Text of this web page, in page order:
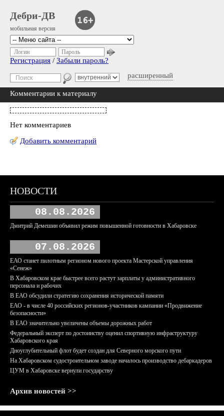
Дебри-ДВ
мобильная версия
расширенный
Логин Пароль
Регистрация / Забыли пароль?
Комментарии к материалу
Нет комментариев
Добавить комментарий
НОВОСТИ
08.08.2026
Дмитрий Демешин объявил режим повышенной готовности в Хабаровске
07.08.2026
ЕАО станет пилотным регионом нового проекта Мастерской управления
«Сенеж»
В Хабаровском крае быстрее всего растут зарплаты у административного
персонала и рабочих
В ЕАО обсудили стратегию сохранения исторической памяти
ЕАО - в числе 40 российских регионов-участников кампании «Продвижение
безопасности»
В ЕАО значительно увеличены объемы дорожных работ
Федеральный эксперт по достоинству оценил спортивную инфраструктуру
Хабаровского края
Дноуглубительный флот будет создан для Северного морского пути
На Хабаровском судостроительном заводе началось производство дебаркадеров
ЦУМ в Хабаровске вернули государству
Архив новостей >>